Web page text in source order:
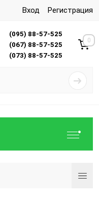
Вход Регистрация
(095) 88-57-525
(067) 88-57-525
(073) 88-57-525
0